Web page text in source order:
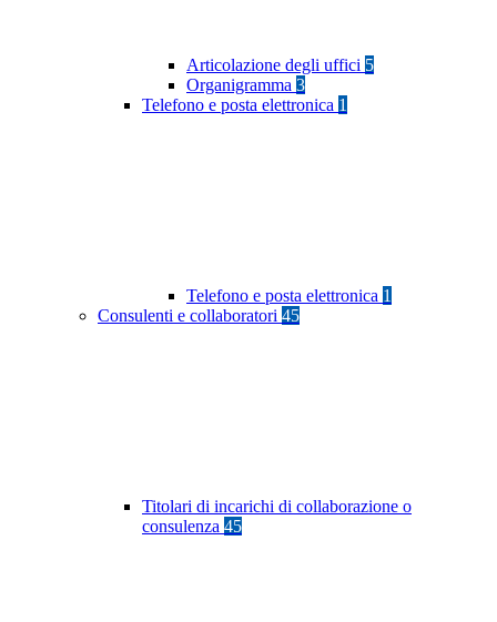
Articolazione degli uffici 5
Organigramma 3
Telefono e posta elettronica 1
Telefono e posta elettronica 1
Consulenti e collaboratori 45
Titolari di incarichi di collaborazione o
consulenza 45